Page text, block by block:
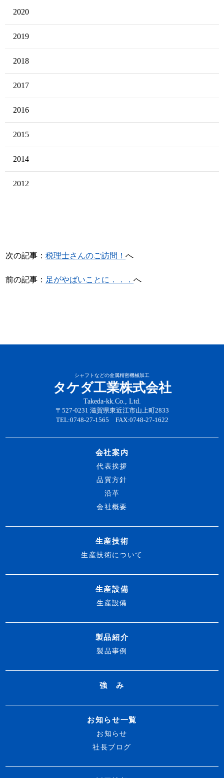
2020
2019
2018
2017
2016
2015
2014
2012
次の記事：税理士さんのご訪問！へ
前の記事： 足がやばいことに．．．へ
シャフトなどの金属精密機械加工
タケダ工業株式会社
Takeda-kk.Co., Ltd.
〒527-0231 滋賀県東近江市山上町2833
TEL:0748-27-1565 FAX:0748-27-1622
会社案内
代表挨拶
品質方針
沿革
会社概要
生産技術
生産技術について
生産設備
生産設備
製品紹介
製品事例
強 み
お知らせ一覧
お知らせ
社長ブログ